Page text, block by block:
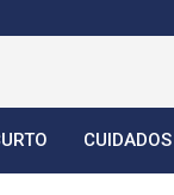
CUIDADOS